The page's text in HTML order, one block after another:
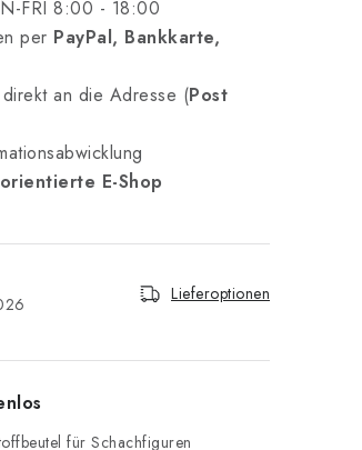
FRI 8:00 - 18:00
per PayPal, Bankkarte,
an die Adresse (Post
E-Shop
Lieferoptionen
für Schachfiguren